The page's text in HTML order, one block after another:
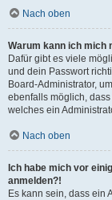
Nach oben
Warum kann ich mich
Dafür gibt es viele
und dein Passwort
Board-Administrator,
ebenfalls möglich,
welches ein
Nach oben
Ich habe mich vor
anmelden?!
Es kann sein, dass ein